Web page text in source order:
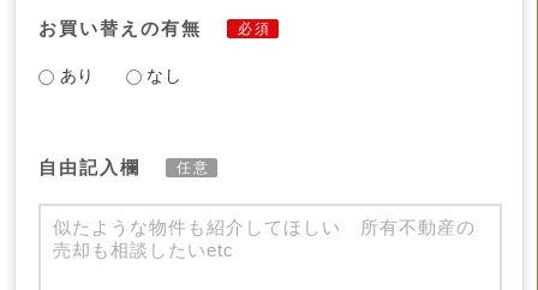
お買い替えの有無 必須
あり なし
自由記入欄 任意